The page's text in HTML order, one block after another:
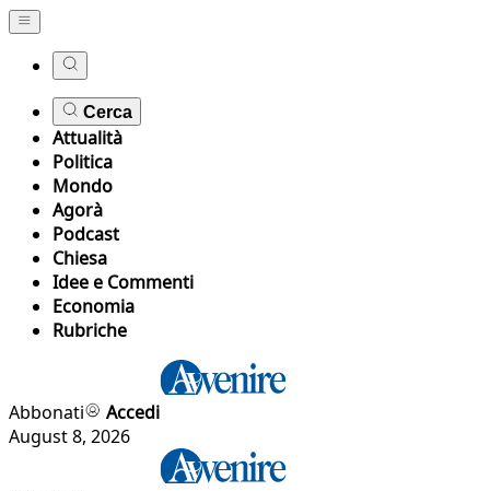
Cerca
Attualità
Politica
Mondo
Agorà
Podcast
Chiesa
Idee e Commenti
Economia
Rubriche
Abbonati
Accedi
August 8, 2026